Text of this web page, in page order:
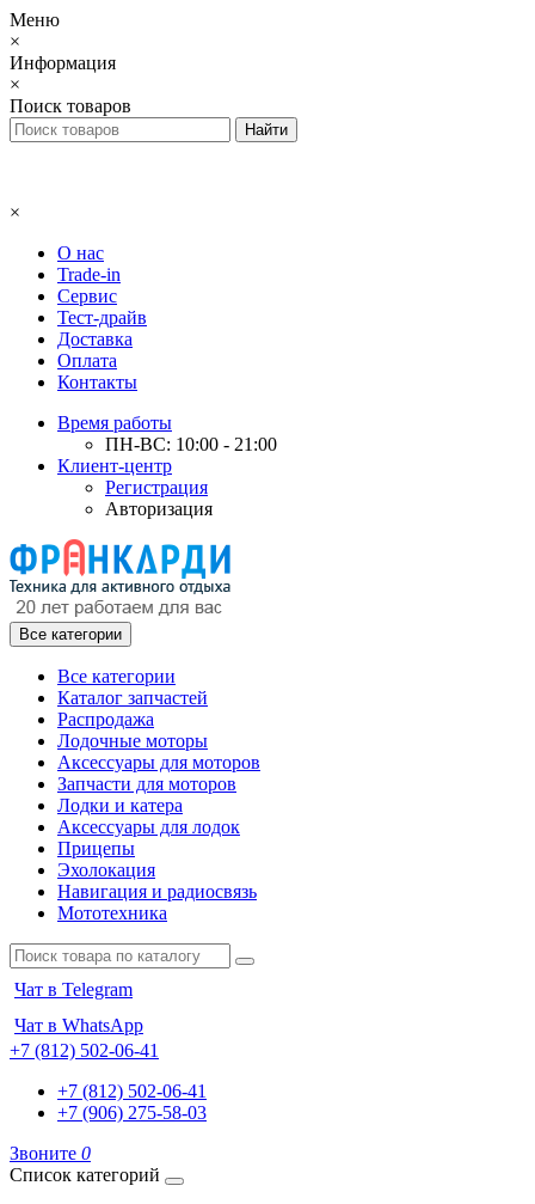
Меню
×
Информация
×
Поиск товаров
×
О нас
Trade-in
Сервис
Тест-драйв
Доставка
Оплата
Контакты
Время работы
ПН-ВС: 10:00 - 21:00
Клиент-центр
Регистрация
Авторизация
Все категории
Все категории
Каталог запчастей
Распродажа
Лодочные моторы
Аксессуары для моторов
Запчасти для моторов
Лодки и катера
Аксессуары для лодок
Прицепы
Эхолокация
Навигация и радиосвязь
Мототехника
Чат в Telegram
Чат в WhatsApp
+7 (812) 502-06-41
+7 (812) 502-06-41
+7 (906) 275-58-03
Звоните 0
Список категорий